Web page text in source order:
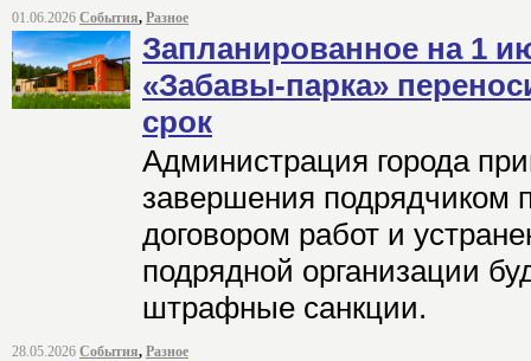
01.06.2026 События, Разное
Запланированное на 1
«Забавы-парка»
срок
Администрация города
завершения подрядчиком
договором работ и
подрядной организации
штрафные санкции.
28.05.2026 События, Разное